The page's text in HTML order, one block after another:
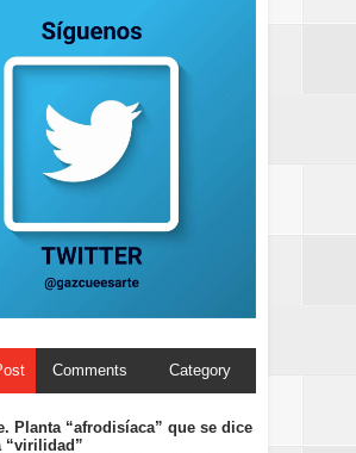
Comments Category
Planta “afrodisíaca” que se dice
“virilidad”